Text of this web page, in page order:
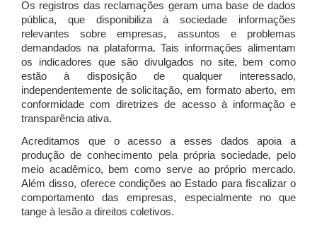
Os registros das reclamações geram uma base de dados
pública, que disponibiliza à sociedade informações
relevantes sobre empresas, assuntos e problemas
demandados na plataforma. Tais informações alimentam
os indicadores que são divulgados no site, bem como
estão à disposição de qualquer interessado,
independentemente de solicitação, em formato aberto, em
conformidade com diretrizes de acesso à informação e
transparência ativa.
Acreditamos que o acesso a esses dados apoia a
produção de conhecimento pela própria sociedade, pelo
meio acadêmico, bem como serve ao próprio mercado.
Além disso, oferece condições ao Estado para fiscalizar o
comportamento das empresas, especialmente no que
tange à lesão a direitos coletivos.